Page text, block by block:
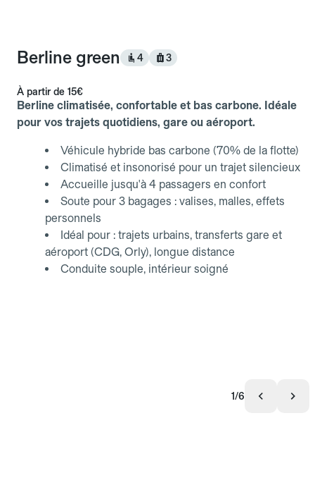
Berline green 4 3
À partir de 15€
Berline climatisée, confortable et bas carbone. Idéale
pour vos trajets quotidiens, gare ou aéroport.
Véhicule hybride bas carbone (70% de la flotte)
Climatisé et insonorisé pour un trajet silencieux
Accueille jusqu'à 4 passagers en confort
Soute pour 3 bagages : valises, malles, effets
personnels
Idéal pour : trajets urbains, transferts gare et
aéroport (CDG, Orly), longue distance
Conduite souple, intérieur soigné
1/6